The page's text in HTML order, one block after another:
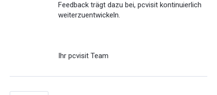
Feedback trägt dazu bei, pcvisit kontinuierlich
weiterzuentwickeln.
Ihr pcvisit Team